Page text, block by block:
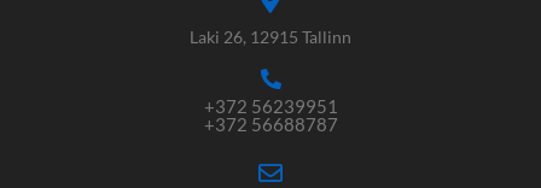
Laki 26, 12915 Tallinn
+372 56239951
+372 56688787